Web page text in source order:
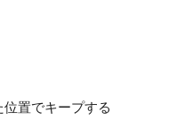
置でキープする